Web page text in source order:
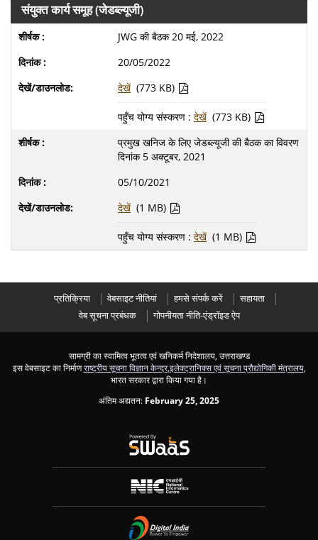
संयुक्त कार्य समूह (जेडब्ल्यूजी)
JWG की बैठक 20 मई, 2022
20/05/2022
देखें (773 KB)
पहुँच योग्य संस्करण : देखें (773 KB)
प्रमुख खनिज के लिए जेडब्ल्यूजी की बैठक का विवरण
दिनांक 5 अक्टूबर, 2021
05/10/2021
देखें (1 MB)
पहुँच योग्य संस्करण : देखें (1 MB)
प्रतिक्रिया वेबसाइट नीतियां हमसे संपर्क करें
सहायता
वेब सूचना प्रबंधक
गोपनीयता नीति-एंड्रॉइड ऐप
सामग्री का स्वामित्व भूतत्व एवं खनिकर्म निदेशालय, उत्तराखण्ड
इस वेबसाइट का निर्माणराष्ट्रीय सूचना विज्ञान केन्द्र,इलेक्ट्रानिक्स एवं सूचना प्रौद्योगिकी मंत्रालय,
भारत सरकार द्वारा किया गया है।
अंतिम अद्यतन: February 25, 2025